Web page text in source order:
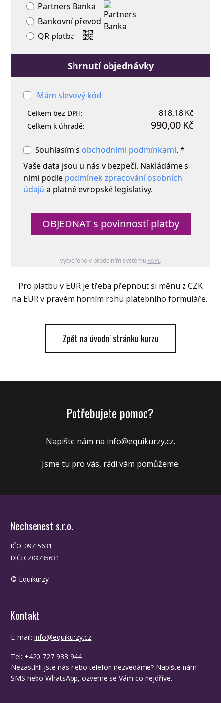
Partners Banka
Bankovní převod
QR platba
Shrnutí objednávky
Mám slevový kód
Celkem bez DPH: 818,18 Kč
Celkem k úhradě: 990,00 Kč
Souhlasím s obchodními podmínkami. *
Vaše data jsou u nás v bezpečí. Nakládáme s
nimi podle podmínek zpracování osobních
údajů a platné evropské legislativy.
OBJEDNAT s povinností platby
Vytvořeno v prodejním systému FAPI.
Pro platbu v EUR je třeba přepnout si měnu z CZK
na EUR v pravém horním rohu platebního formuláře.
Zpět na úvodní stránku kurzu
Potřebujete pomoc?
Napište nám na info@equikurzy.cz.
Jsme tu pro vás, rádi vám pomůžeme.
Nechsenest s.r.o.
IČO: 09735631
DIČ: CZ09735631
© Equikurzy
Kontakt
E-mail:info@equikurzy.cz
Tel: +420 727 933 944
Nezastihli jste nás nebo telefon nezvedáme? Napište nám
SMS nebo WhatsApp, ozveme se Vám co nejdříve.